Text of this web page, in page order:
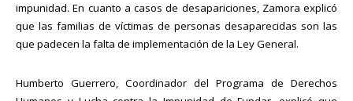
impunidad. En cuanto a casos de desapariciones, Zamora explicó
que las familias de víctimas de personas desaparecidas son las
que padecen la falta de implementación de la Ley General.
Humberto Guerrero, Coordinador del Programa de Derechos